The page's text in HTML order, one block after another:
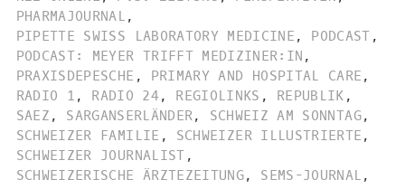
PHARMAJOURNAL ,
PIPETTE SWISS LABORATORY MEDICINE , PODCAST ,
PODCAST: MEYER TRIFFT MEDIZINER:IN ,
PRAXISDEPESCHE , PRIMARY AND HOSPITAL CARE ,
RADIO 1 , RADIO 24, REGIOLINKS , REPUBLIK ,
SAEZ , SARGANSERLÄNDER, SCHWEIZ AM SONNTAG,
SCHWEIZER FAMILIE , SCHWEIZER ILLUSTRIERTE ,
SCHWEIZER JOURNALIST ,
SCHWEIZERISCHE ÄRZTEZEITUNG, SEMS-JOURNAL ,